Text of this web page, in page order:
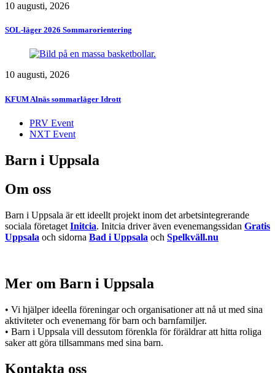
10 augusti, 2026
SOL-läger 2026 Sommarorientering
10 augusti, 2026
KFUM Alnäs sommarläger Idrott
PRV Event
NXT Event
Barn i Uppsala
Om oss
Barn i Uppsala är ett ideellt projekt inom det arbetsintegrerande
sociala företaget Initcia. Initcia driver även evenemangssidan Gratis
Uppsala och sidorna Bad i Uppsala och Spelkväll.nu
Mer om Barn i Uppsala
• Vi hjälper ideella föreningar och organisationer att nå ut med sina
aktiviteter och evenemang för barn och barnfamiljer.
• Barn i Uppsala vill dessutom förenkla för föräldrar att hitta roliga
saker att göra tillsammans med sina barn.
Kontakta oss